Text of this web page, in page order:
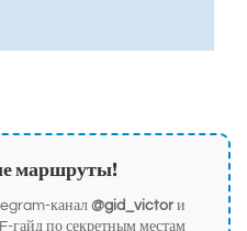
маршруты!
канал @gid_victorи
гайд по секретным местам